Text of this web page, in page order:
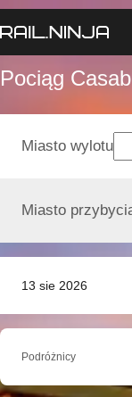
Pociąg
13 sie 2026
Miasto wylotu
Miasto
Podróżnicy